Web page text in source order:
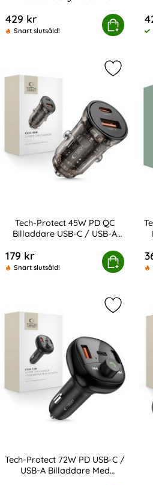
429 kr
Snart slutsåld!
Köp
Billaddare CryoBoost
Tech-
Tech-Protect 45W PD QC
Billaddare USB-C / USB-A
179 kr
Snart slutsåld!
Köp
Protect 45W PD QC Billaddare
Markera
Tech-
Tech-Protect 72W PD USB-C /
USB-A Billaddare Med
Markera